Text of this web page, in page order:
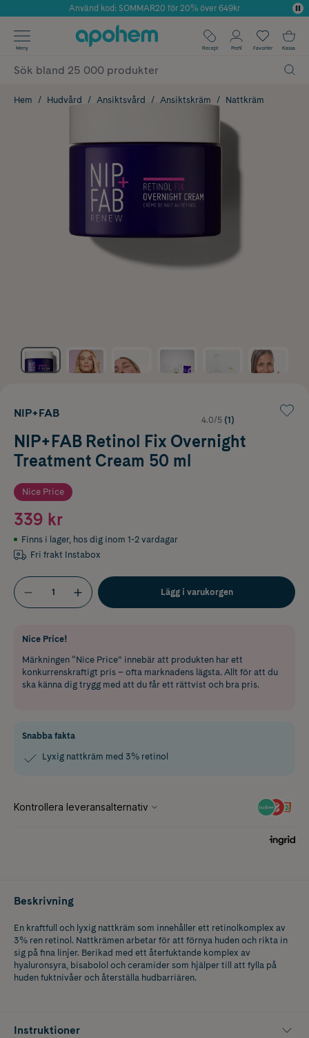
Årets Butik 2025 inom Skönhet
Använd kod: SOMMAR20 för 20% över 649kr
✓ Fri frakt
✓ Poäng på alla köp*
Meny Recept Profil Favoriter Kassa
Hem Hudvård Ansiktsvård Ansiktskräm Nattkräm
NIP+FAB
4.0/5 (1)
NIP+FAB Retinol Fix Overnight
Treatment Cream 50 ml
Nice Price
339 kr
Finns i lager, hos dig inom 1-2 vardagar
Fri frakt Instabox
Lägg i varukorgen
Nice Price!
Märkningen “Nice Price” innebär att produkten har ett
konkurrenskraftigt pris – ofta marknadens lägsta. Allt för att du
ska känna dig trygg med att du får ett rättvist och bra pris.
Snabba fakta
Lyxig nattkräm med 3% retinol
Beskrivning
En kraftfull och lyxig nattkräm som innehåller ett retinolkomplex av
3% ren retinol. Nattkrämen arbetar för att förnya huden och rikta in
sig på fina linjer. Berikad med ett återfuktande komplex av
hyaluronsyra, bisabolol och ceramider som hjälper till att fylla på
huden fuktnivåer och återställa hudbarriären.
Instruktioner